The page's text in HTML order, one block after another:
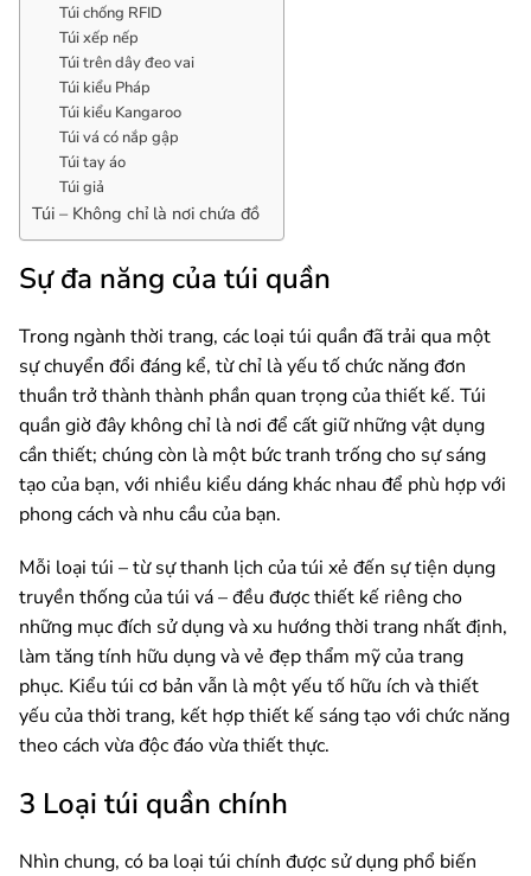
Túi chống RFID
Túi xếp nếp
Túi trên dây đeo vai
Túi kiểu Pháp
Túi kiểu Kangaroo
Túi vá có nắp gập
Túi tay áo
Túi giả
Túi – Không chỉ là nơi chứa đồ
Sự đa năng của túi quần
Trong ngành thời trang, các loại túi quần đã trải qua một
sự chuyển đổi đáng kể, từ chỉ là yếu tố chức năng đơn
thuần trở thành thành phần quan trọng của thiết kế. Túi
quần giờ đây không chỉ là nơi để cất giữ những vật dụng
cần thiết; chúng còn là một bức tranh trống cho sự sáng
tạo của bạn, với nhiều kiểu dáng khác nhau để phù hợp với
phong cách và nhu cầu của bạn.
Mỗi loại túi – từ sự thanh lịch của túi xẻ đến sự tiện dụng
truyền thống của túi vá – đều được thiết kế riêng cho
những mục đích sử dụng và xu hướng thời trang nhất định,
làm tăng tính hữu dụng và vẻ đẹp thẩm mỹ của trang
phục. Kiểu túi cơ bản vẫn là một yếu tố hữu ích và thiết
yếu của thời trang, kết hợp thiết kế sáng tạo với chức năng
theo cách vừa độc đáo vừa thiết thực.
3 Loại túi quần chính
Nhìn chung, có ba loại túi chính được sử dụng phổ biến